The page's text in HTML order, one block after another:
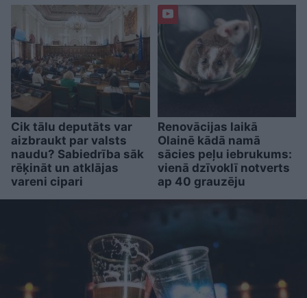
Cik tālu deputāts var
aizbraukt par valsts
naudu? Sabiedrība sāk
rēķināt un atklājas
vareni cipari
Renovācijas laikā
Olainē kādā namā
sācies peļu iebrukums:
vienā dzīvoklī notverts
ap 40 grauzēju